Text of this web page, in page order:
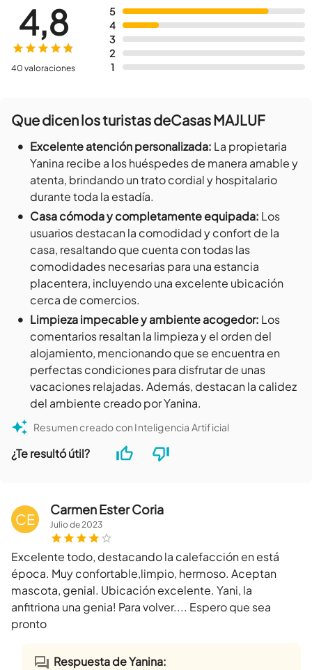
5
4
3
2
1
4,8
40 valoraciones
Que dicen los turistas deCasas MAJLUF
• Excelente atención personalizada: La propietaria
Yanina recibe a los huéspedes de manera amable y
atenta, brindando un trato cordial y hospitalario
durante toda la estadía.
• Casa cómoda y completamente equipada: Los
usuarios destacan la comodidad y confort de la
casa, resaltando que cuenta con todas las
comodidades necesarias para una estancia
placentera, incluyendo una excelente ubicación
cerca de comercios.
• Limpieza impecable y ambiente acogedor: Los
comentarios resaltan la limpieza y el orden del
alojamiento, mencionando que se encuentra en
perfectas condiciones para disfrutar de unas
vacaciones relajadas. Además, destacan la calidez
del ambiente creado por Yanina.
Resumen creado con Inteligencia Artificial
¿Te resultó útil?
CE
Carmen Ester Coria
Juliode2023
Excelente todo, destacando la calefacción en está
época. Muy confortable,limpio, hermoso. Aceptan
mascota, genial. Ubicación excelente. Yani, la
anfitriona una genia! Para volver.... Espero que sea
pronto
Respuesta de Yanina: